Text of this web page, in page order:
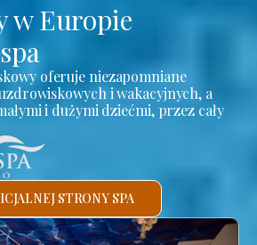
w Europie
oferuje niezapomniane
i wakacyjnych, a
i dużymi dziećmi, przez cały
STRONY SPA